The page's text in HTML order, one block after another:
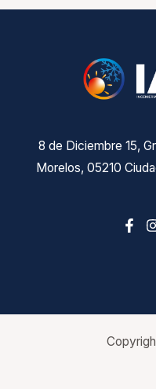
8 de Diciembre 15,
Morelos, 05210